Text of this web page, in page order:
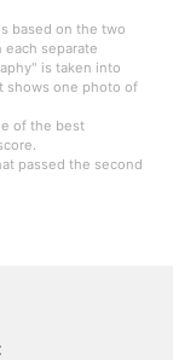
based on the two
separate
is taken into
shows one photo of
of the best
passed the second